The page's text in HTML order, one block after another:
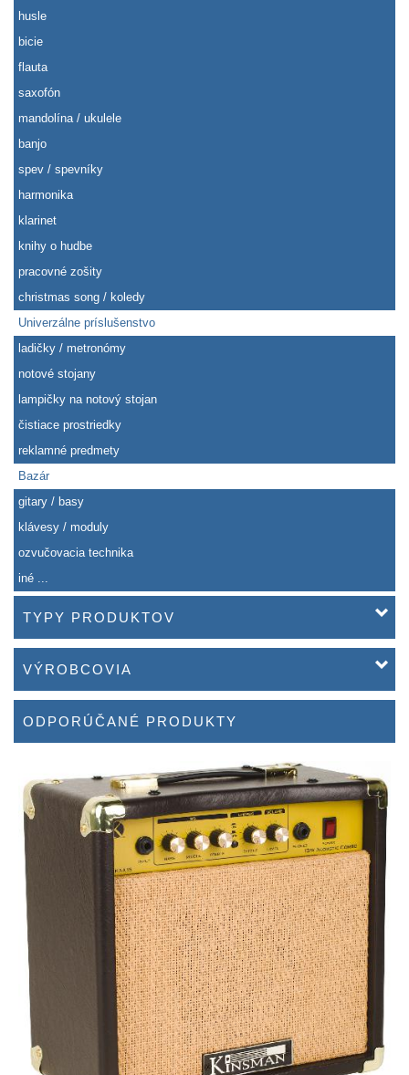
husle
bicie
flauta
saxofón
mandolína / ukulele
banjo
spev / spevníky
harmonika
klarinet
knihy o hudbe
pracovné zošity
christmas song / koledy
Univerzálne príslušenstvo
ladičky / metronómy
notové stojany
lampičky na notový stojan
čistiace prostriedky
reklamné predmety
Bazár
gitary / basy
klávesy / moduly
ozvučovacia technika
iné ...
TYPY PRODUKTOV
VÝROBCOVIA
ODPORÚČANÉ PRODUKTY